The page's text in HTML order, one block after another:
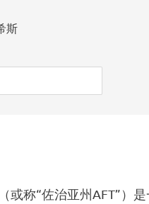
斯
或称“佐治亚州AFT”）